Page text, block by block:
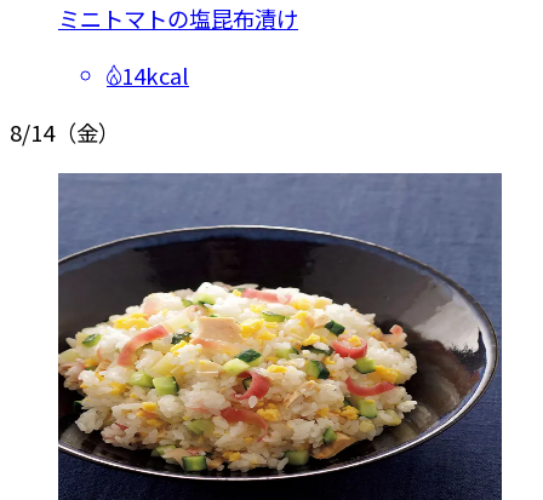
ミニトマトの塩昆布漬け
14kcal
8/14（金）